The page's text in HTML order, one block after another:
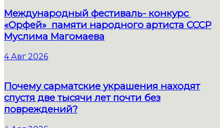
Международный фестиваль- конкурс
«Орфей» памяти народного артиста СССР
Муслима Магомаева
4 Авг 2026
Почему сарматские украшения находят
спустя две тысячи лет почти без
повреждений?